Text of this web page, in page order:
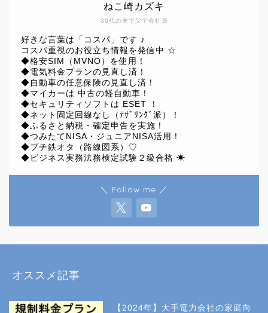
30代の夫で父で会社員
ねこ崎カズキ
好きな言葉は「コスパ」です ♪
コスパ重視のお役立ち情報を発信中 ☆
◆格安SIM（MVNO）を使用！
◆電気料金プランの見直し済！
◆自動車の任意保険の見直し済！
◆マイカーは 中古の軽自動車！
◆セキュリティソフトは ESET ！
◆ネット固定回線なし（ﾃｻﾞﾘﾝｸﾞ派）！
◆ふるさと納税・確定申告を実施！
◆つみたてNISA・ジュニアNISA活用！
◆プチ鉄オタ（路線図系）♡
◆ビジネス実務法務検定試験２級合格 ☀
＼ Follow me ／
オススメ記事
【2024年】大手電力会社の家庭向